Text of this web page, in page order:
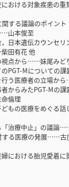
おける対象疾患の重
する議論のポイント
山本俊至
日本遺伝カウンセ
田有花 他
点から……妹尾みど
PGT-Mについての課
う医療者の立場か
からみたPGT-Mの
倫理
もの医療をめぐる
治療中止」の議論
する医療の発展……古
における胎児愛着